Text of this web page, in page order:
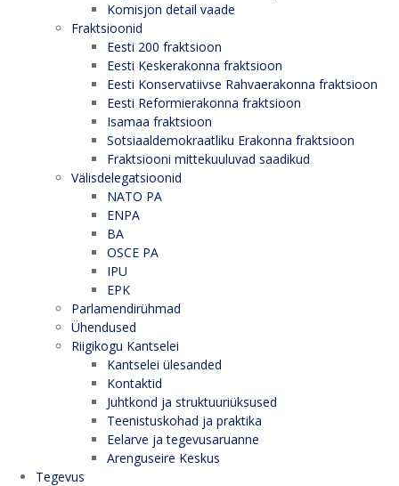
Komisjon detail vaade
Fraktsioonid
Eesti 200 fraktsioon
Eesti Keskerakonna fraktsioon
Eesti Konservatiivse Rahvaerakonna fraktsioon
Eesti Reformierakonna fraktsioon
Isamaa fraktsioon
Sotsiaaldemokraatliku Erakonna fraktsioon
Fraktsiooni mittekuuluvad saadikud
Välisdelegatsioonid
NATO PA
ENPA
BA
OSCE PA
IPU
EPK
Parlamendirühmad
Ühendused
Riigikogu Kantselei
Kantselei ülesanded
Kontaktid
Juhtkond ja struktuuriüksused
Teenistuskohad ja praktika
Eelarve ja tegevusaruanne
Arenguseire Keskus
Tegevus